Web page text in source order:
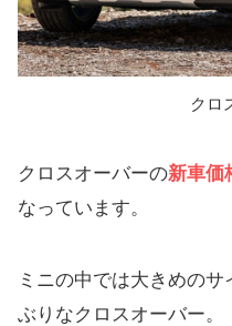
クロ
クロスオーバーの新車価
なっています。
ミニの中では大きめの
ぶりなクロスオーバー。